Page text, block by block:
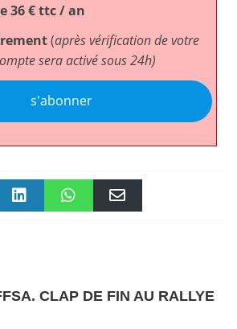
36 € ttc / an
(après vérification de votre
sera activé sous 24h)
s'abonner
CLAP DE FIN AU RALLYE